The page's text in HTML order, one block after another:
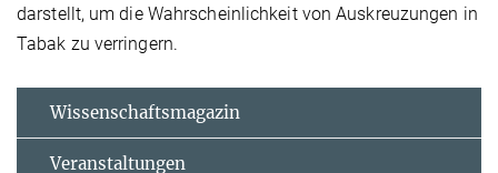
darstellt, um die Wahrscheinlichkeit von Auskreuzungen in
Tabak zu verringern.
Wissenschaftsmagazin
Veranstaltungen